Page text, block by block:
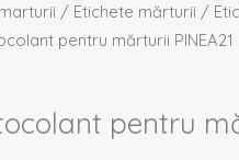
/ Etichete mărturii /
pentru mărturii PINEA21
pentru